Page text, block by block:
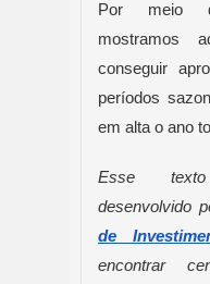
Por meio
mostramos
conseguir
períodos
em alta o ano
Esse
desenvolvido
de
encontrar